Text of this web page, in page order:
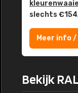
slechts
Meer info
Bekijk